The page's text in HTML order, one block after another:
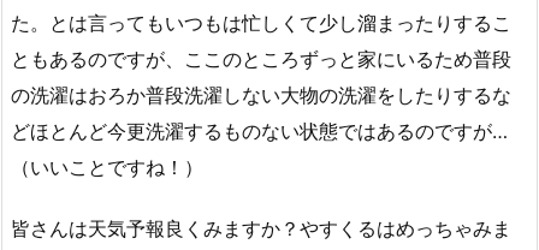
た。とは言ってもいつもは忙しくて少し溜まったりするこ
ともあるのですが、ここのところずっと家にいるため普段
の洗濯はおろか普段洗濯しない大物の洗濯をしたりするな
どほとんど今更洗濯するものない状態ではあるのですが…
（いいことですね！）
皆さんは天気予報良くみますか？やすくるはめっちゃみま